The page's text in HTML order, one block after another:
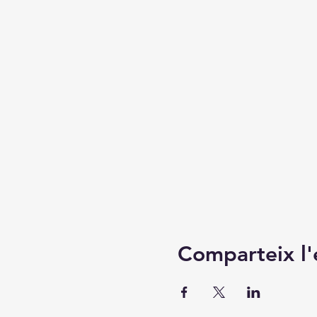
Comparteix